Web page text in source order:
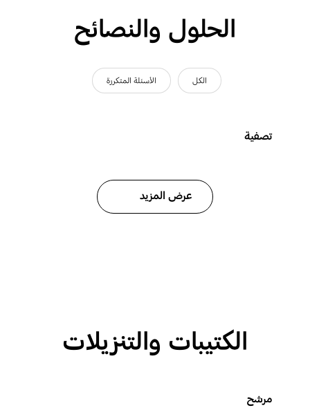
الحلول والنصائح
الكل الأسئلة المتكررة
تصفية
عرض المزيد
الكتيبات والتنزيلات
مرشح